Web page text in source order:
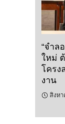
“จำล
ใหม่ ต้
โครง
งาน
สิงห